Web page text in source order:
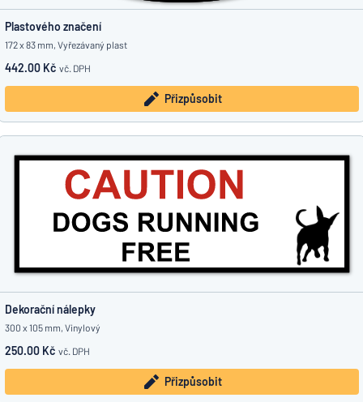
Plastového značení
172 x 83 mm, Vyřezávaný plast
442.00 Kč vč. DPH
Přizpůsobit
Dekorační nálepky
300 x 105 mm, Vinylový
250.00 Kč vč. DPH
Přizpůsobit